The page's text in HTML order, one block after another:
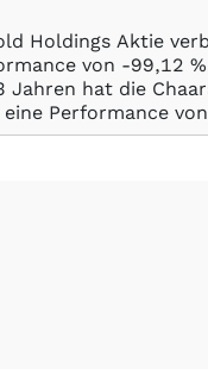
Holdings Aktie
von -99,12 %
Jahren hat die
Performance von